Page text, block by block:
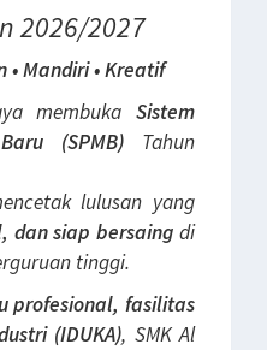
2026/2027
• Mandiri • Kreatif
membuka Sistem
(SPMB)Tahun
lulusan yang
dan siap bersaing di
tinggi.
profesional, fasilitas
(IDUKA), SMK Al